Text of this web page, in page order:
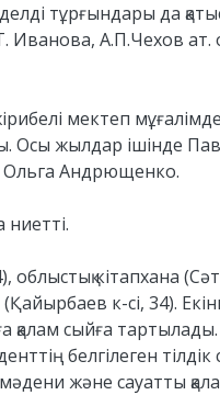
тұрғындары да
Иванова, А.П.Чехов
мектеп
Осы жылдар ішінде
Ольга Андрющенко.
ниетті.
кітапхана
к-сі, 34).
қалам сыйға
белгілеген
және сауатты